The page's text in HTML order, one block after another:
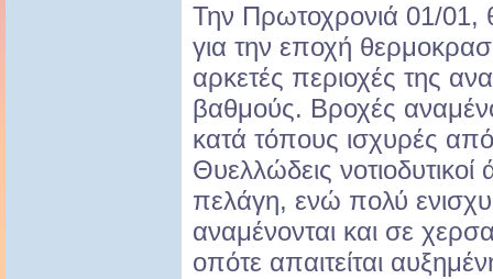
Την Πρωτοχρονιά 01/01,
για την εποχή
αρκετές περιοχές της
βαθμούς. Βροχές
κατά τόπους ισχυρές
Θυελλώδεις
πελάγη, ενώ πολύ
αναμένονται και σε
οπότε απαιτείται